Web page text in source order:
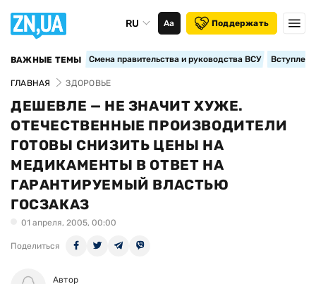
RU Аа Поддержать
ВАЖНЫЕ ТЕМЫ Смена правительства и руководства ВСУ
ГЛАВНАЯ ЗДОРОВЬЕ
ДЕШЕВЛЕ — НЕ ЗНАЧИТ ХУЖЕ.
ОТЕЧЕСТВЕННЫЕ ПРОИЗВОДИТЕЛИ
ГОТОВЫ СНИЗИТЬ ЦЕНЫ НА
МЕДИКАМЕНТЫ В ОТВЕТ НА
ГАРАНТИРУЕМЫЙ ВЛАСТЬЮ
ГОСЗАКАЗ
01 апреля, 2005, 00:00
Поделиться
Автор